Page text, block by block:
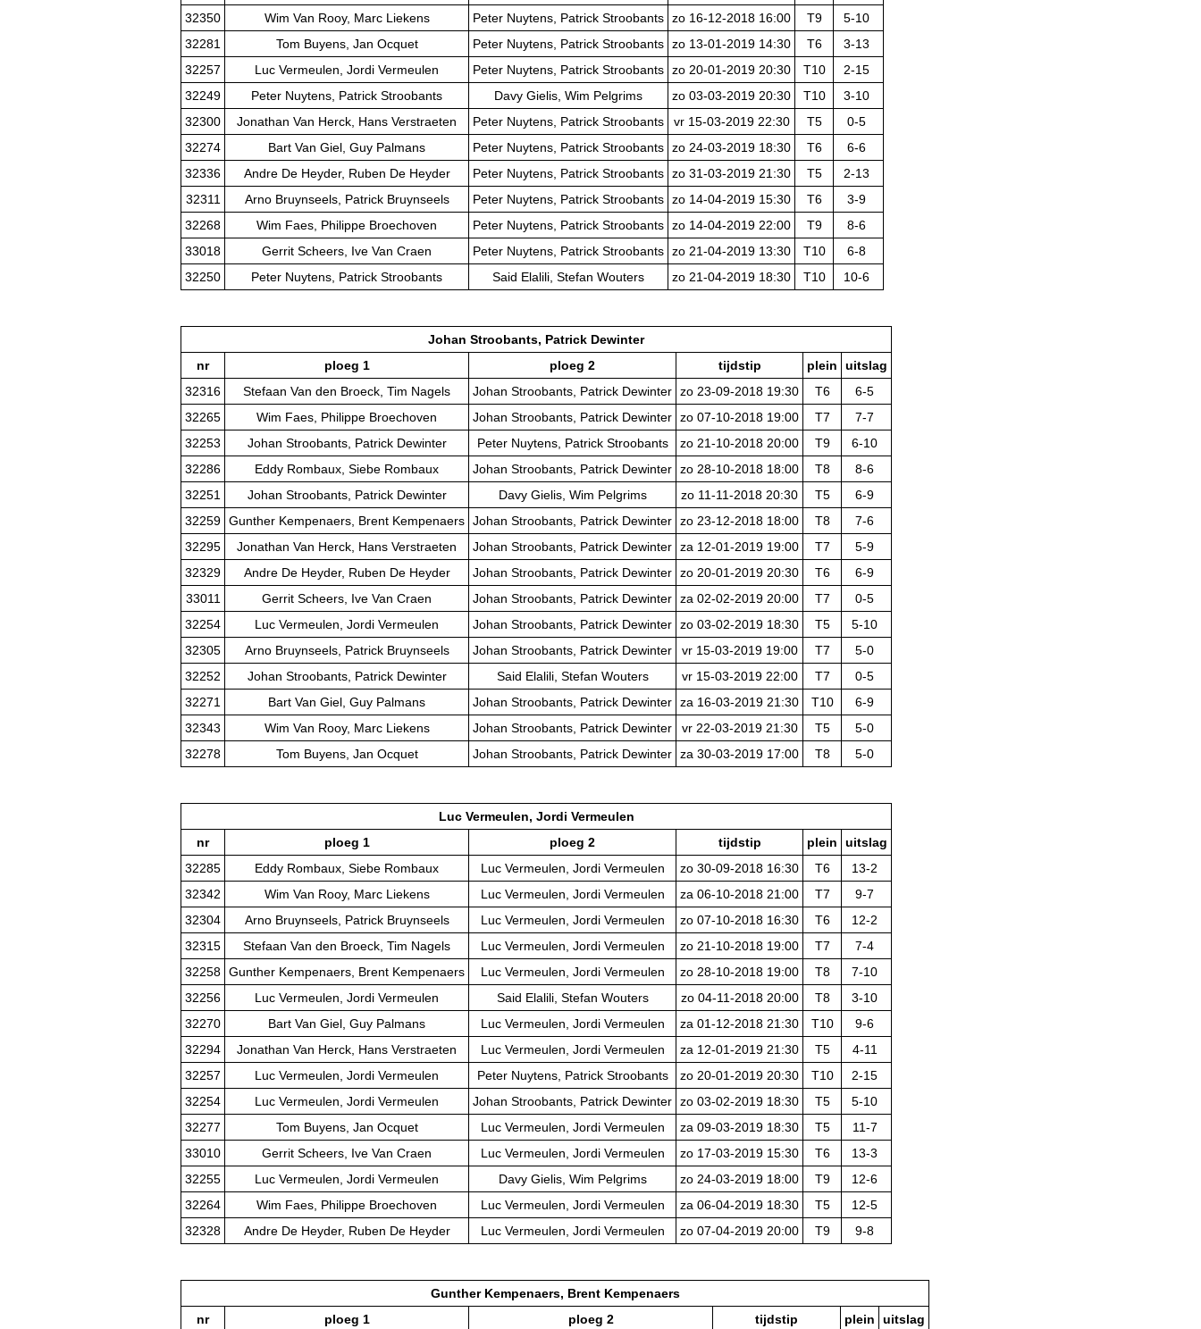
32350
Wim Van Rooy, Marc Liekens Peter Nuytens, Patrick Stroobants zo 16-12-2018 16:00 T9
5-10
32281
Tom Buyens, Jan Ocquet Peter Nuytens, Patrick Stroobants zo 13-01-2019 14:30 T6
3-13
32257
Luc Vermeulen, Jordi Vermeulen Peter Nuytens, Patrick Stroobants zo 20-01-2019 20:30 T10
2-15
32249
Peter Nuytens, Patrick Stroobants Davy Gielis, Wim Pelgrims zo 03-03-2019 20:30 T10
3-10
32300
Jonathan Van Herck, Hans Verstraeten Peter Nuytens, Patrick Stroobants vr 15-03-2019 22:30 T5
0-5
32274
Bart Van Giel, Guy Palmans Peter Nuytens, Patrick Stroobants zo 24-03-2019 18:30 T6
6-6
32336
Andre De Heyder, Ruben De Heyder Peter Nuytens, Patrick Stroobants zo 31-03-2019 21:30 T5
2-13
32311
Arno Bruynseels, Patrick Bruynseels Peter Nuytens, Patrick Stroobants zo 14-04-2019 15:30 T6
3-9
32268
Wim Faes, Philippe Broechoven Peter Nuytens, Patrick Stroobants zo 14-04-2019 22:00 T9
8-6
33018
Gerrit Scheers, Ive Van Craen Peter Nuytens, Patrick Stroobants zo 21-04-2019 13:30 T10
6-8
32250
Peter Nuytens, Patrick Stroobants Said Elalili, Stefan Wouters zo 21-04-2019 18:30 T10 10-6
Johan Stroobants, Patrick Dewinter
nr
ploeg 1 ploeg 2 tijdstip plein
uitslag
32316
Stefaan Van den Broeck, Tim Nagels Johan Stroobants, Patrick Dewinter zo 23-09-2018 19:30 T6
6-5
32265
Wim Faes, Philippe Broechoven Johan Stroobants, Patrick Dewinter zo 07-10-2018 19:00 T7
7-7
32253
Johan Stroobants, Patrick Dewinter Peter Nuytens, Patrick Stroobants zo 21-10-2018 20:00 T9
6-10
32286
Eddy Rombaux, Siebe Rombaux Johan Stroobants, Patrick Dewinter zo 28-10-2018 18:00 T8
8-6
32251
Johan Stroobants, Patrick Dewinter Davy Gielis, Wim Pelgrims zo 11-11-2018 20:30 T5
6-9
32259 Gunther Kempenaers, Brent Kempenaers Johan Stroobants, Patrick Dewinter zo 23-12-2018 18:00 T8
7-6
32295
Jonathan Van Herck, Hans Verstraeten Johan Stroobants, Patrick Dewinter za 12-01-2019 19:00 T7
5-9
32329
Andre De Heyder, Ruben De Heyder Johan Stroobants, Patrick Dewinter zo 20-01-2019 20:30 T6
6-9
33011
Gerrit Scheers, Ive Van Craen Johan Stroobants, Patrick Dewinter za 02-02-2019 20:00 T7
0-5
32254
Luc Vermeulen, Jordi Vermeulen Johan Stroobants, Patrick Dewinter zo 03-02-2019 18:30 T5
5-10
32305
Arno Bruynseels, Patrick Bruynseels Johan Stroobants, Patrick Dewinter vr 15-03-2019 19:00 T7
5-0
32252
Johan Stroobants, Patrick Dewinter Said Elalili, Stefan Wouters vr 15-03-2019 22:00 T7
0-5
32271
Bart Van Giel, Guy Palmans Johan Stroobants, Patrick Dewinter za 16-03-2019 21:30 T10
6-9
32343
Wim Van Rooy, Marc Liekens Johan Stroobants, Patrick Dewinter vr 22-03-2019 21:30 T5
5-0
32278
Tom Buyens, Jan Ocquet Johan Stroobants, Patrick Dewinter za 30-03-2019 17:00 T8 5-0
Luc Vermeulen, Jordi Vermeulen
nr
ploeg 1 ploeg 2 tijdstip plein
uitslag
32285
Eddy Rombaux, Siebe Rombaux Luc Vermeulen, Jordi Vermeulen zo 30-09-2018 16:30 T6
13-2
32342
Wim Van Rooy, Marc Liekens Luc Vermeulen, Jordi Vermeulen za 06-10-2018 21:00 T7
9-7
32304
Arno Bruynseels, Patrick Bruynseels Luc Vermeulen, Jordi Vermeulen zo 07-10-2018 16:30 T6
12-2
32315
Stefaan Van den Broeck, Tim Nagels Luc Vermeulen, Jordi Vermeulen zo 21-10-2018 19:00 T7
7-4
32258 Gunther Kempenaers, Brent Kempenaers Luc Vermeulen, Jordi Vermeulen zo 28-10-2018 19:00 T8
7-10
32256
Luc Vermeulen, Jordi Vermeulen Said Elalili, Stefan Wouters zo 04-11-2018 20:00 T8
3-10
32270
Bart Van Giel, Guy Palmans Luc Vermeulen, Jordi Vermeulen za 01-12-2018 21:30 T10
9-6
32294
Jonathan Van Herck, Hans Verstraeten Luc Vermeulen, Jordi Vermeulen za 12-01-2019 21:30 T5
4-11
32257
Luc Vermeulen, Jordi Vermeulen Peter Nuytens, Patrick Stroobants zo 20-01-2019 20:30 T10
2-15
32254
Luc Vermeulen, Jordi Vermeulen Johan Stroobants, Patrick Dewinter zo 03-02-2019 18:30 T5
5-10
32277
Tom Buyens, Jan Ocquet Luc Vermeulen, Jordi Vermeulen za 09-03-2019 18:30 T5
11-7
33010
Gerrit Scheers, Ive Van Craen Luc Vermeulen, Jordi Vermeulen zo 17-03-2019 15:30 T6
13-3
32255
Luc Vermeulen, Jordi Vermeulen Davy Gielis, Wim Pelgrims zo 24-03-2019 18:00 T9
12-6
32264
Wim Faes, Philippe Broechoven Luc Vermeulen, Jordi Vermeulen za 06-04-2019 18:30 T5
12-5
32328
Andre De Heyder, Ruben De Heyder Luc Vermeulen, Jordi Vermeulen zo 07-04-2019 20:00 T9 9-8
Gunther Kempenaers, Brent Kempenaers
nr
ploeg 1 ploeg 2 tijdstip plein uitslag